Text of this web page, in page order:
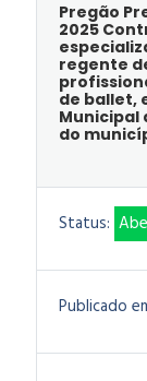
Pregão
2025
regente
de ballet,
Municipal
do
Status:
Publicado